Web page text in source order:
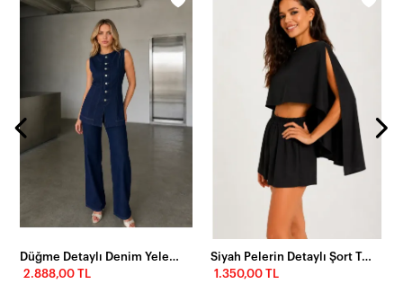
Düğme Detaylı Denim Yelek & Pantolon Takım – Lacivert
2.888,00 TL
Siyah Pelerin Detaylı Şort Takım
1.350,00 TL